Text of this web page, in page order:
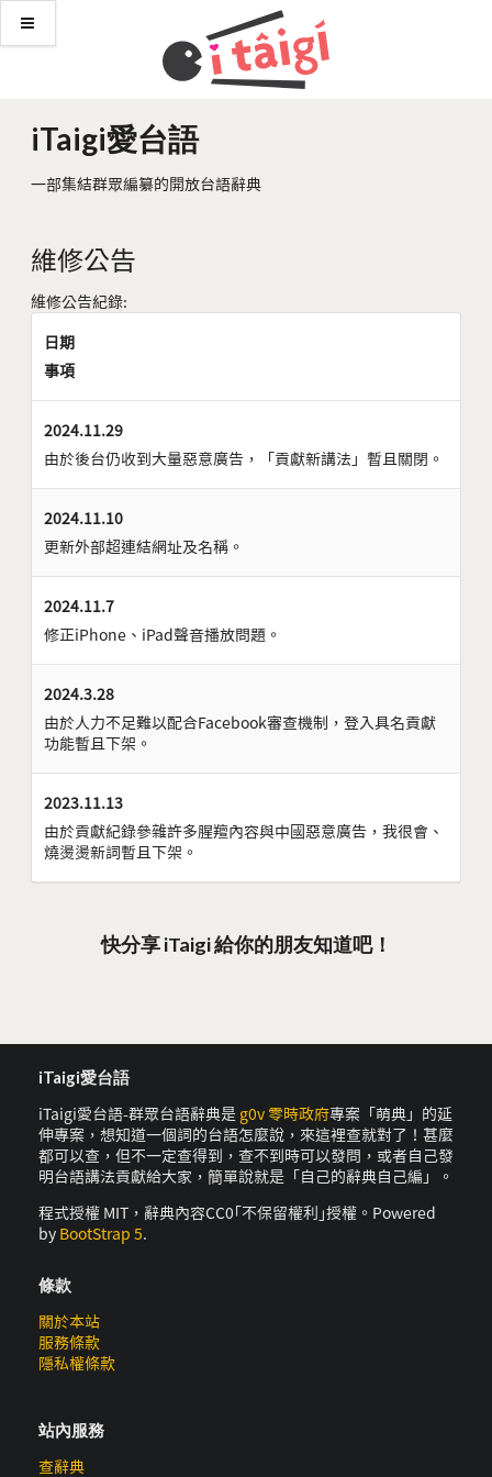
iTaigi愛台語
一部集結群眾編纂的開放台語辭典
維修公告
維修公告紀錄:
日期
事項
2024.11.29
由於後台仍收到大量惡意廣告，「貢獻新講法」暫且關閉。
2024.11.10
更新外部超連結網址及名稱。
2024.11.7
修正iPhone、iPad聲音播放問題。
2024.3.28
由於人力不足難以配合Facebook審查機制，登入具名貢獻
功能暫且下架。
2023.11.13
由於貢獻紀錄參雜許多腥羶內容與中國惡意廣告，我很會、
燒燙燙新詞暫且下架。
快分享 iTaigi 給你的朋友知道吧！
iTaigi愛台語
iTaigi愛台語-群眾台語辭典是 g0v 零時政府專案「萌典」的延
伸專案，想知道一個詞的台語怎麼說，來這裡查就對了！甚麼
都可以查，但不一定查得到，查不到時可以發問，或者自己發
明台語講法貢獻給大家，簡單說就是「自己的辭典自己編」。
程式授權 MIT，辭典內容CC0｢不保留權利｣授權。Powered
by BootStrap 5.
條款
關於本站
服務條款
隱私權條款
站內服務
查辭典